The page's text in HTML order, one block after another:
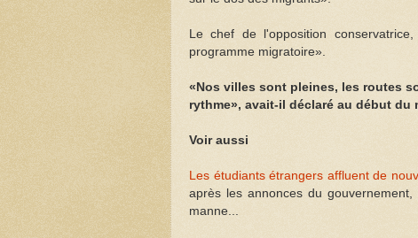
Le chef de l'opposition
programme migratoire».
«Nos villes sont pleines, les routes
rythme», avait-il déclaré au début
Voir aussi
Les étudiants étrangers affluent de
après les annonces du
manne...